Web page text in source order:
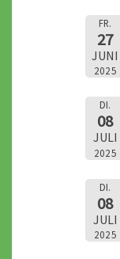
FR.
27
JUNI
2025
DI.
08
JULI
2025
DI.
08
JULI
2025